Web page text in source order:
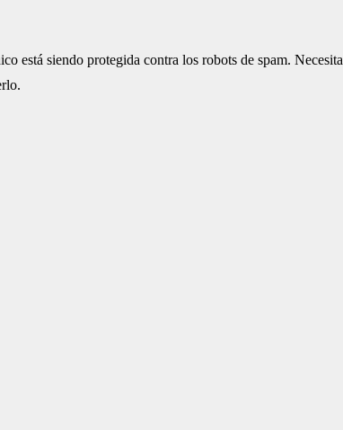
está siendo protegida contra los robots de spam. Necesita